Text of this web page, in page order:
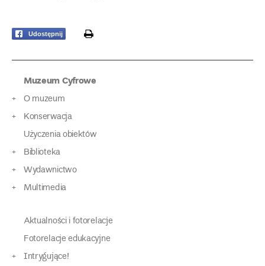
Udostępnij print
Muzeum Cyfrowe
O muzeum
Konserwacja
Użyczenia obiektów
Biblioteka
Wydawnictwo
Multimedia
Aktualności i fotorelacje
Fotorelacje edukacyjne
Intrygujące!